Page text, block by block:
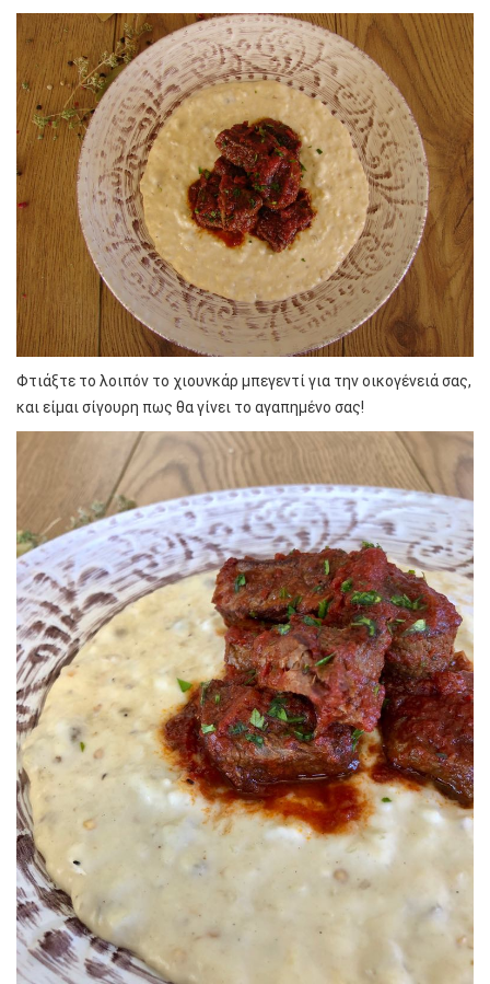
Φτιάξτε το λοιπόν το χιουνκάρ μπεγεντί για την οικογένειά σας,
και είμαι σίγουρη πως θα γίνει το αγαπημένο σας!